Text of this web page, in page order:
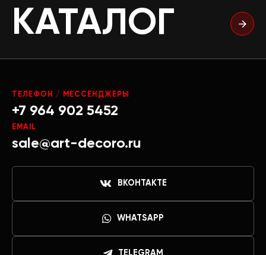
КАТАЛОГ
ТЕЛЕФОН / МЕССЕНДЖЕРЫ
+7 964 902 5452
EMAIL
sale@art-decoro.ru
ВКОНТАКТЕ
WHATSAPP